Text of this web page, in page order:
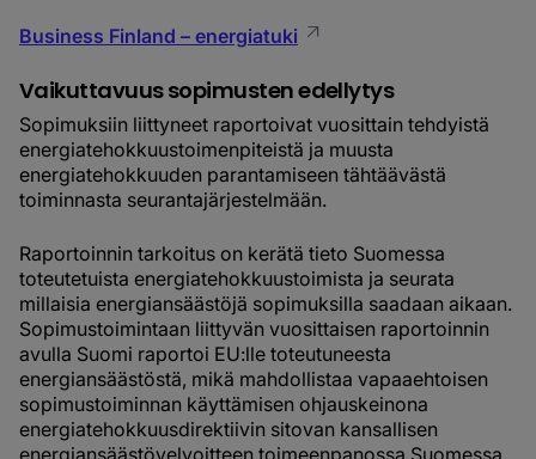
Business Finland – energiatuki
Vaikuttavuus sopimusten edellytys
Sopimuksiin liittyneet raportoivat vuosittain tehdyistä
energiatehokkuustoimenpiteistä ja muusta
energiatehokkuuden parantamiseen tähtäävästä
toiminnasta seurantajärjestelmään.
Raportoinnin tarkoitus on kerätä tieto Suomessa
toteutetuista energiatehokkuustoimista ja seurata
millaisia energiansäästöjä sopimuksilla saadaan aikaan.
Sopimustoimintaan liittyvän vuosittaisen raportoinnin
avulla Suomi raportoi EU:lle toteutuneesta
energiansäästöstä, mikä mahdollistaa vapaaehtoisen
sopimustoiminnan käyttämisen ohjauskeinona
energiatehokkuusdirektiivin sitovan kansallisen
energiansäästövelvoitteen toimeenpanossa Suomessa.